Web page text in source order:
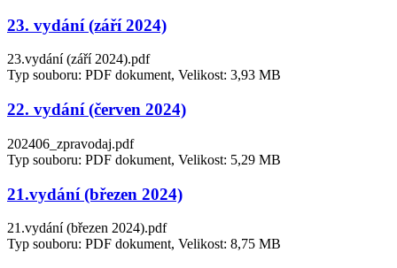
23. vydání (září 2024)
23.vydání (září 2024).pdf
Typ souboru: PDF dokument, Velikost: 3,93 MB
22. vydání (červen 2024)
202406_zpravodaj.pdf
Typ souboru: PDF dokument, Velikost: 5,29 MB
21.vydání (březen 2024)
21.vydání (březen 2024).pdf
Typ souboru: PDF dokument, Velikost: 8,75 MB